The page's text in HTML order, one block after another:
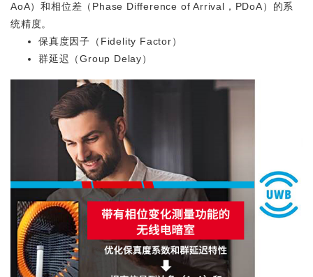
AoA）和相位差（Phase Difference of Arrival，PDoA）的系
统精度。
保真度因子（Fidelity Factor）
群延迟（Group Delay）